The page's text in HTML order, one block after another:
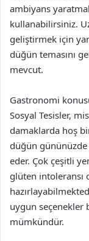
ambiyans
kullanabilirsiniz.
geliştirmek için
düğün temasını
mevcut.
Gastronomi
Sosyal Tesisler,
damaklarda hoş
düğün gününüzde
eder. Çok çeşitli
glüten intoleransı
uygun seçenekler
mümkündür.